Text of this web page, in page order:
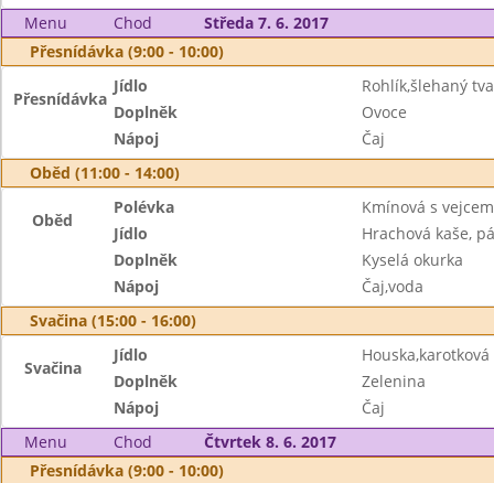
Menu
Chod
Středa 7. 6. 2017
Přesnídávka (9:00 - 10:00)
Přesnídávka
Jídlo
Rohlík,šlehaný
Doplněk
Ovoce
Nápoj
Čaj
Oběd (11:00 - 14:00)
Oběd
Polévka
Kmínová s vejcem
Jídlo
Hrachová kaše,
Doplněk
Kyselá okurka
Nápoj
Čaj,voda
Svačina (15:00 - 16:00)
Svačina
Jídlo
Doplněk
Zelenina
Nápoj
Čaj
Menu
Chod
Čtvrtek 8. 6. 2017
Přesnídávka (9:00 - 10:00)